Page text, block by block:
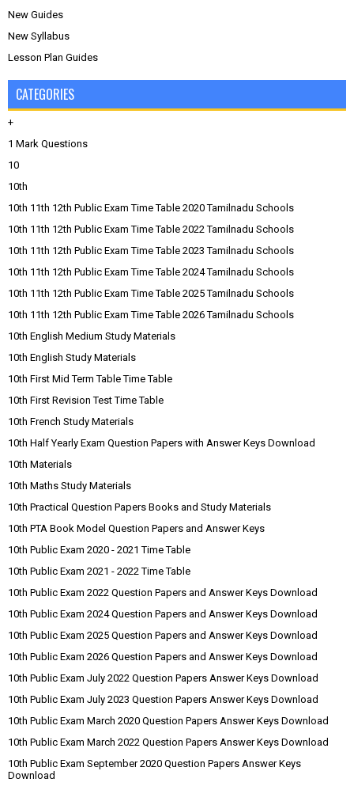
New Guides
New Syllabus
Lesson Plan Guides
CATEGORIES
+
1 Mark Questions
10
10th
10th 11th 12th Public Exam Time Table 2020 Tamilnadu Schools
10th 11th 12th Public Exam Time Table 2022 Tamilnadu Schools
10th 11th 12th Public Exam Time Table 2023 Tamilnadu Schools
10th 11th 12th Public Exam Time Table 2024 Tamilnadu Schools
10th 11th 12th Public Exam Time Table 2025 Tamilnadu Schools
10th 11th 12th Public Exam Time Table 2026 Tamilnadu Schools
10th English Medium Study Materials
10th English Study Materials
10th First Mid Term Table Time Table
10th First Revision Test Time Table
10th French Study Materials
10th Half Yearly Exam Question Papers with Answer Keys Download
10th Materials
10th Maths Study Materials
10th Practical Question Papers Books and Study Materials
10th PTA Book Model Question Papers and Answer Keys
10th Public Exam 2020 - 2021 Time Table
10th Public Exam 2021 - 2022 Time Table
10th Public Exam 2022 Question Papers and Answer Keys Download
10th Public Exam 2024 Question Papers and Answer Keys Download
10th Public Exam 2025 Question Papers and Answer Keys Download
10th Public Exam 2026 Question Papers and Answer Keys Download
10th Public Exam July 2022 Question Papers Answer Keys Download
10th Public Exam July 2023 Question Papers Answer Keys Download
10th Public Exam March 2020 Question Papers Answer Keys Download
10th Public Exam March 2022 Question Papers Answer Keys Download
10th Public Exam September 2020 Question Papers Answer Keys
Download